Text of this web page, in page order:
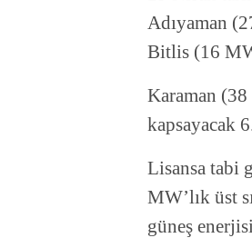
Adıyaman
Bitlis (16
Karaman
kapsayacak
Lisansa tabi
MW’lık üst
güneş